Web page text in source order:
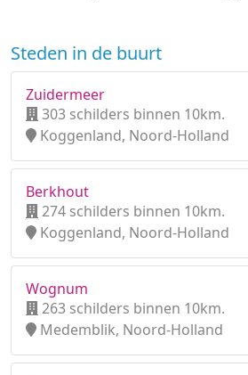
Steden in de buurt
Zuidermeer
303 schilders binnen 10km.
Koggenland, Noord-Holland
Berkhout
274 schilders binnen 10km.
Koggenland, Noord-Holland
Wognum
263 schilders binnen 10km.
Medemblik, Noord-Holland